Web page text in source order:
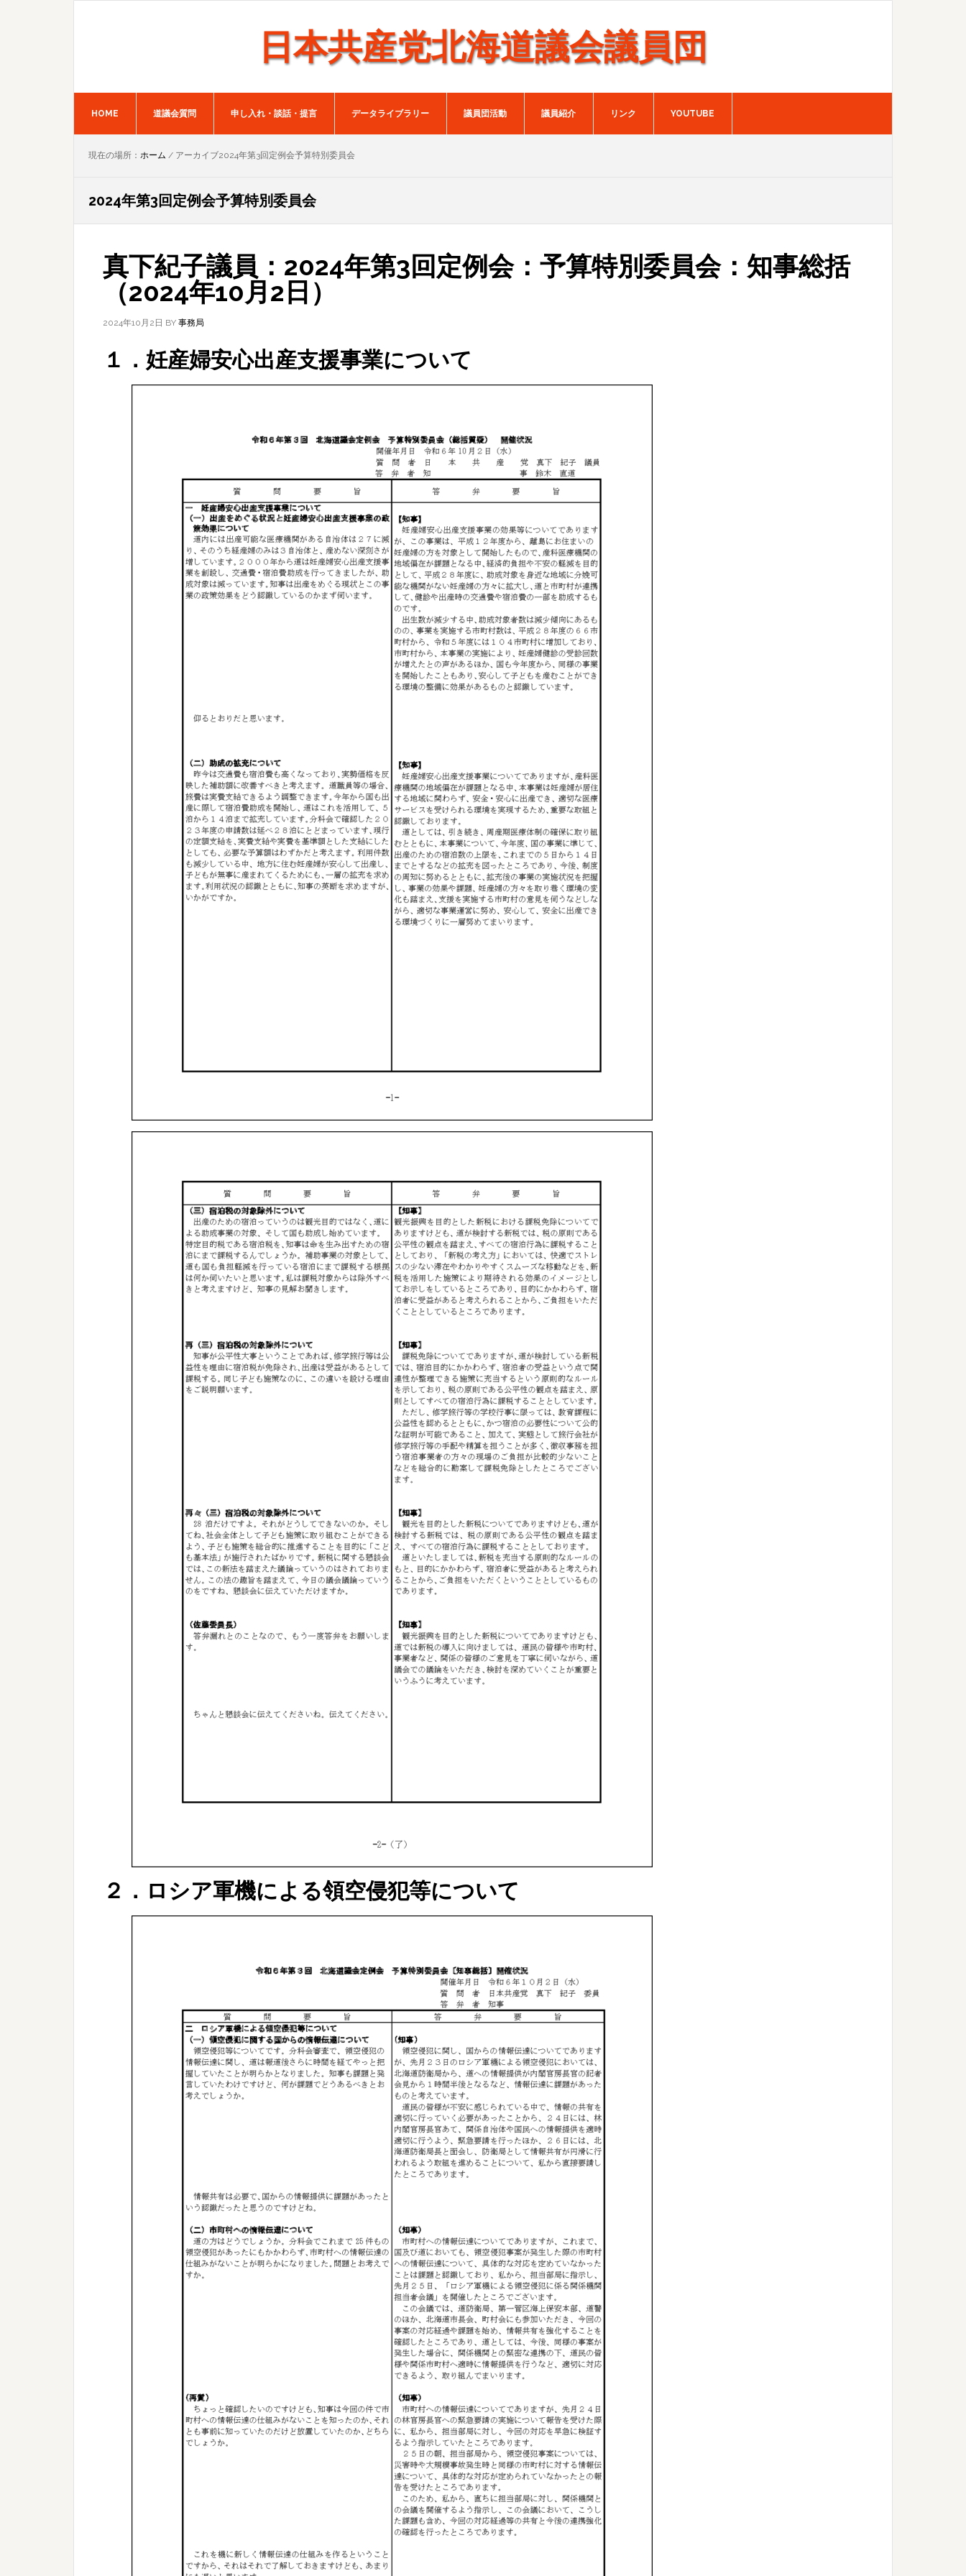
日本共産党北海道議会議員団
HOME 道議会質問 申し入れ・談話・提言 データライブラリー 議員団活動 議員紹介 リンク YOUTUBE
現在の場所： ホーム / アーカイブ2024年第3回定例会予算特別委員会
2024年第3回定例会予算特別委員会
真下紀子議員：2024年第3回定例会：予算特別委員会：知事総括
（2024年10月2日）
2024年10月2日 BY 事務局
１．妊産婦安心出産支援事業について
２．ロシア軍機による領空侵犯等について